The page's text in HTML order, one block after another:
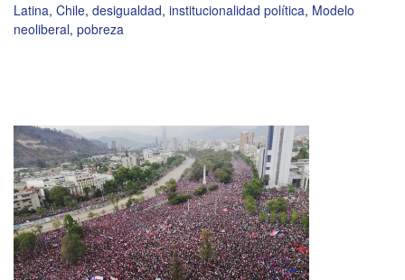
Latina, Chile, desigualdad, institucionalidad política, Modelo
neoliberal, pobreza